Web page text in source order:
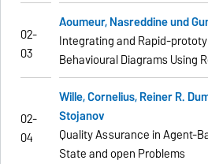
02-
03
Aoumeur, Nasreddine und
Integrating and Rapid-
BehaviouralDiagrams Using
02-
04
Wille, Cornelius, Reiner R.
Stojanov
Quality Assurance in Agent-
State and open Problems